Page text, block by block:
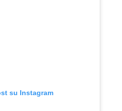
su Instagram